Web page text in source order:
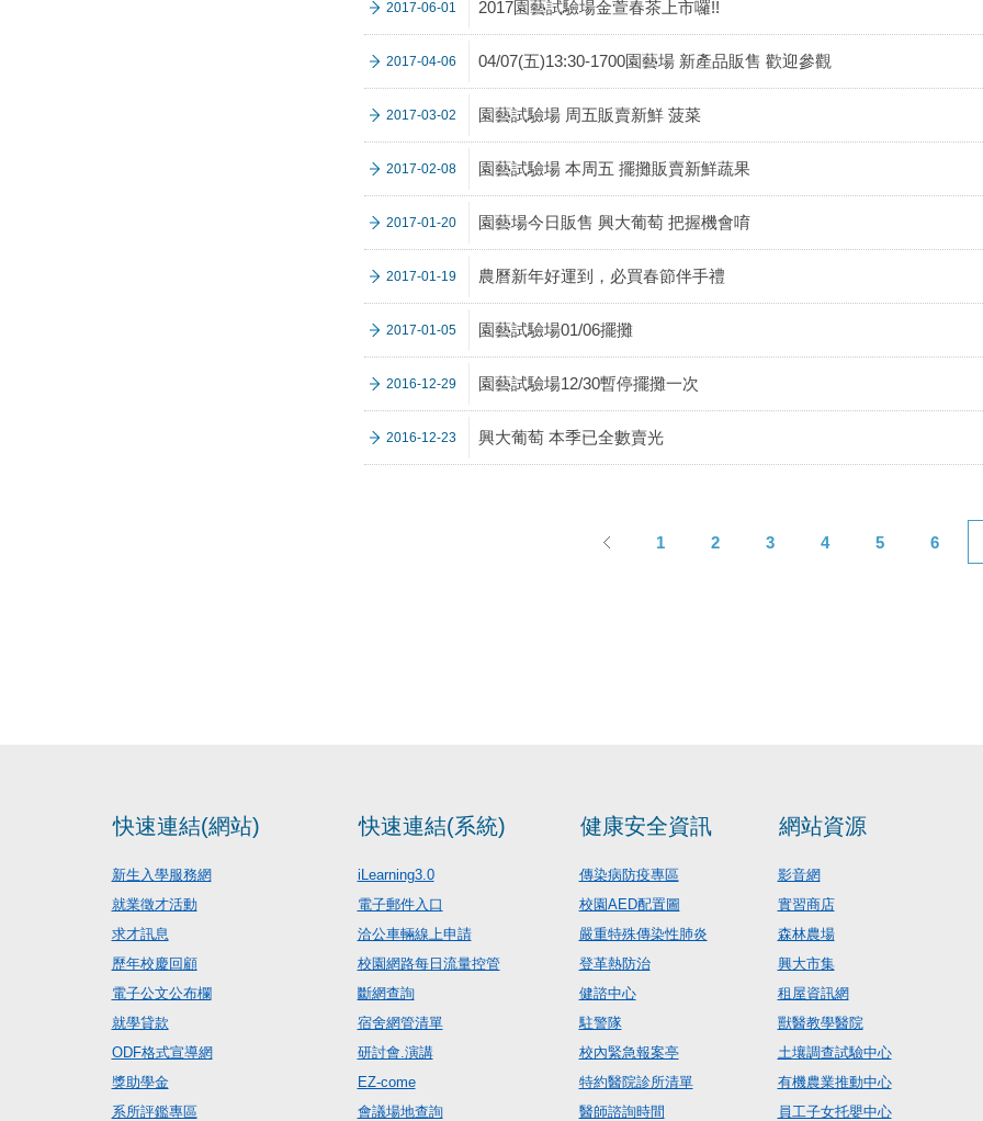
2017-06-01 2017園藝試驗場金萱春茶上市囉!!
2017-04-06 04/07(五)13:30-1700園藝場 新產品販售 歡迎參觀
2017-03-02 園藝試驗場 周五販賣新鮮 菠菜
2017-02-08 園藝試驗場 本周五 擺攤販賣新鮮蔬果
2017-01-20 園藝場今日販售 興大葡萄 把握機會唷
2017-01-19 農曆新年好運到，必買春節伴手禮
2017-01-05 園藝試驗場01/06擺攤
2016-12-29 園藝試驗場12/30暫停擺攤一次
2016-12-23 興大葡萄 本季已全數賣光
1 2 3 4 5 6
快速連結(網站)
新生入學服務網
就業徵才活動
求才訊息
歷年校慶回顧
電子公文公布欄
就學貸款
ODF格式宣導網
獎助學金
系所評鑑專區
快速連結(系統)
iLearning3.0
電子郵件入口
洽公車輛線上申請
校園網路每日流量控管
斷網查詢
宿舍網管清單
研討會.演講
EZ-come
會議場地查詢
健康安全資訊
傳染病防疫專區
校園AED配置圖
嚴重特殊傳染性肺炎
登革熱防治
健諮中心
駐警隊
校內緊急報案亭
特約醫院診所清單
醫師諮詢時間
網站資源
影音網
實習商店
森林農場
興大市集
租屋資訊網
獸醫教學醫院
土壤調查試驗中心
有機農業推動中心
員工子女托嬰中心